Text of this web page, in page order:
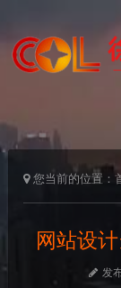
您当前的位置：
网站设
发